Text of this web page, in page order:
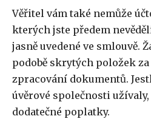
Věřitel vám také nemůže
kterých jste předem
jasně uvedené ve smlouvě.
podobě skrytých položek za
zpracování dokumentů.
úvěrové společnosti
dodatečné poplatky.